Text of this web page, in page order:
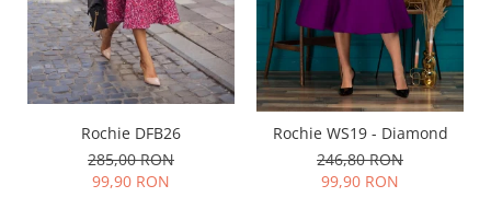
Rochie DFB26
285,00 RON
99,90 RON
Rochie WS19 - Diamond
246,80 RON
99,90 RON